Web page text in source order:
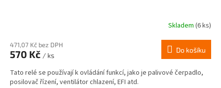
Skladem (6 ks)
471,07 Kč bez DPH
570 Kč / ks
Do košíku
Tato relé se používají k ovládání funkcí, jako je palivové čerpadlo,
posilovač řízení, ventilátor chlazení, EFI atd.